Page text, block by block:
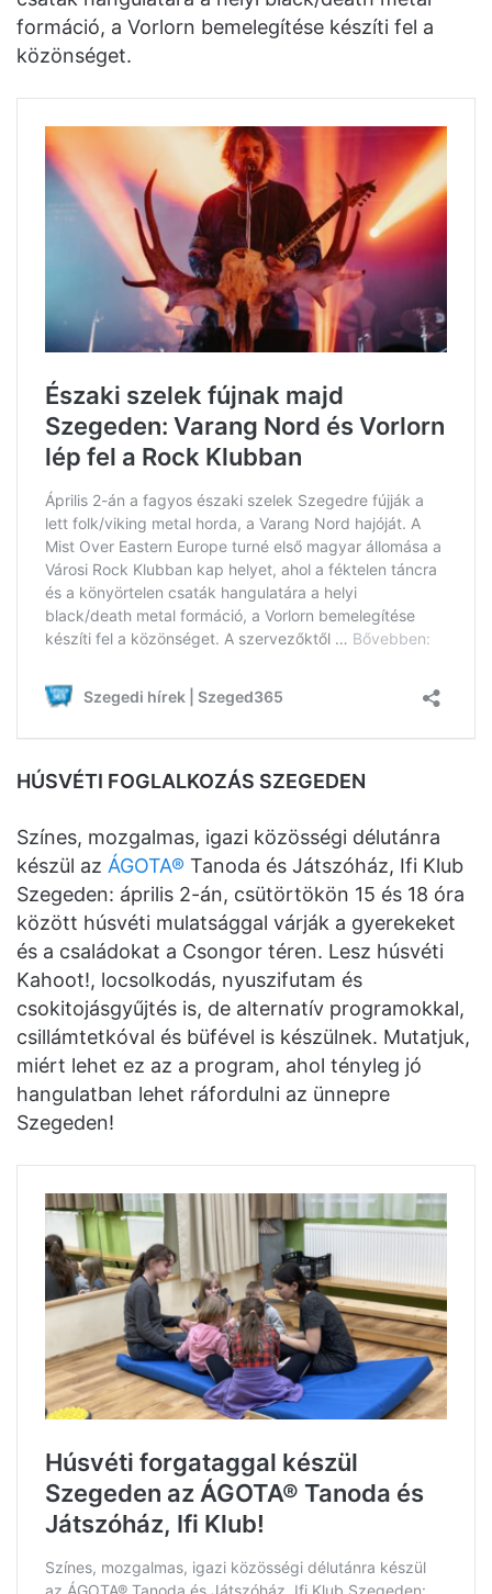
formáció, a Vorlorn bemelegítése készíti fel a
közönséget.
HÚSVÉTI FOGLALKOZÁS SZEGEDEN
Színes, mozgalmas, igazi közösségi délutánra
készül az ÁGOTA® Tanoda és Játszóház, Ifi Klub
Szegeden: április 2-án, csütörtökön 15 és 18 óra
között húsvéti mulatsággal várják a gyerekeket
és a családokat a Csongor téren. Lesz húsvéti
Kahoot!, locsolkodás, nyuszifutam és
csokitojásgyűjtés is, de alternatív programokkal,
csillámtetkóval és büfével is készülnek. Mutatjuk,
miért lehet ez az a program, ahol tényleg jó
hangulatban lehet ráfordulni az ünnepre
Szegeden!